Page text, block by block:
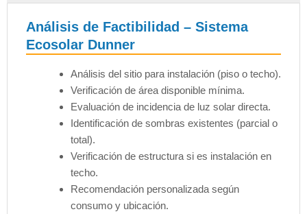
Análisis de Factibilidad – Sistema
Ecosolar Dunner
Análisis del sitio para instalación (piso o techo).
Verificación de área disponible mínima.
Evaluación de incidencia de luz solar directa.
Identificación de sombras existentes (parcial o
total).
Verificación de estructura si es instalación en
techo.
Recomendación personalizada según
consumo y ubicación.